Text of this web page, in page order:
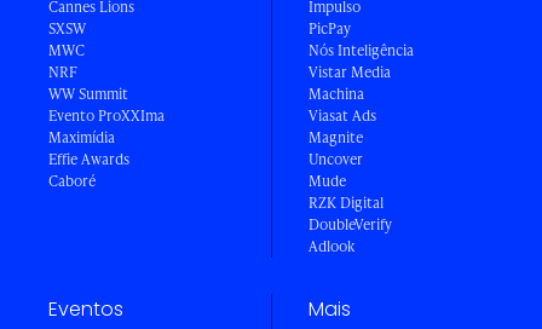
Cannes Lions
SXSW
MWC
NRF
WW Summit
Evento ProXXIma
Maximídia
Effie Awards
Caboré
Impulso
PicPay
Nós Inteligência
Vistar Media
Machina
Viasat Ads
Magnite
Uncover
Mude
RZK Digital
DoubleVerify
Adlook
Eventos Mais